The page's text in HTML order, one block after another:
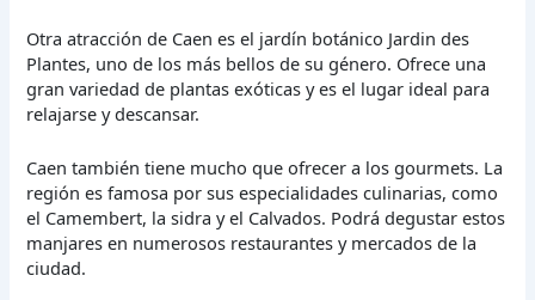
Otra atracción de Caen es el jardín botánico Jardin des
Plantes, uno de los más bellos de su género. Ofrece una
gran variedad de plantas exóticas y es el lugar ideal para
relajarse y descansar.
Caen también tiene mucho que ofrecer a los gourmets. La
región es famosa por sus especialidades culinarias, como
el Camembert, la sidra y el Calvados. Podrá degustar estos
manjares en numerosos restaurantes y mercados de la
ciudad.